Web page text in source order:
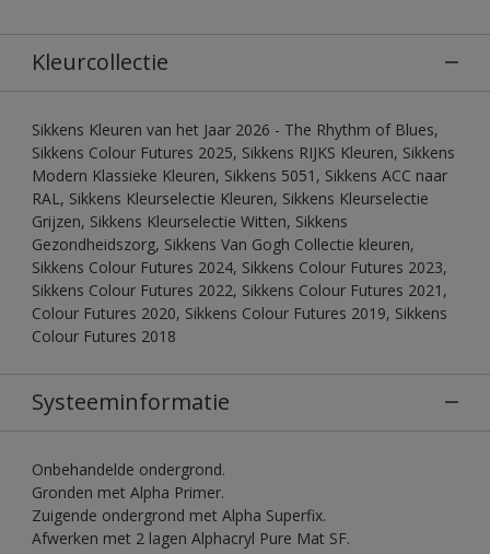
Kleurcollectie
Sikkens Kleuren van het Jaar 2026 - The Rhythm of Blues,
Sikkens Colour Futures 2025, Sikkens RIJKS Kleuren, Sikkens
Modern Klassieke Kleuren, Sikkens 5051, Sikkens ACC naar
RAL, Sikkens Kleurselectie Kleuren, Sikkens Kleurselectie
Grijzen, Sikkens Kleurselectie Witten, Sikkens
Gezondheidszorg, Sikkens Van Gogh Collectie kleuren,
Sikkens Colour Futures 2024, Sikkens Colour Futures 2023,
Sikkens Colour Futures 2022, Sikkens Colour Futures 2021,
Colour Futures 2020, Sikkens Colour Futures 2019, Sikkens
Colour Futures 2018
Systeeminformatie
Onbehandelde ondergrond.
Gronden met Alpha Primer.
Zuigende ondergrond met Alpha Superfix.
Afwerken met 2 lagen Alphacryl Pure Mat SF.